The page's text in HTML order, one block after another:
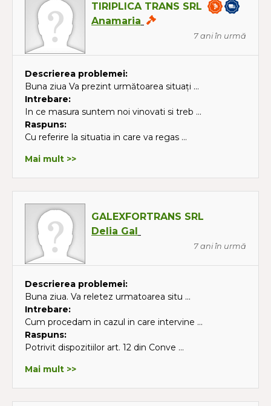
TIRIPLICA TRANS SRL
Anamaria
7 ani în urmă
Descrierea problemei:
Buna ziua Va prezint următoarea situați ...
Intrebare:
In ce masura suntem noi vinovati si treb ...
Raspuns:
Cu referire la situatia in care va regas ...
Mai mult >>
GALEXFORTRANS SRL
Delia Gal
7 ani în urmă
Descrierea problemei:
Buna ziua. Va reletez urmatoarea situ ...
Intrebare:
Cum procedam in cazul in care intervine ...
Raspuns:
Potrivit dispozitiilor art. 12 din Conve ...
Mai mult >>